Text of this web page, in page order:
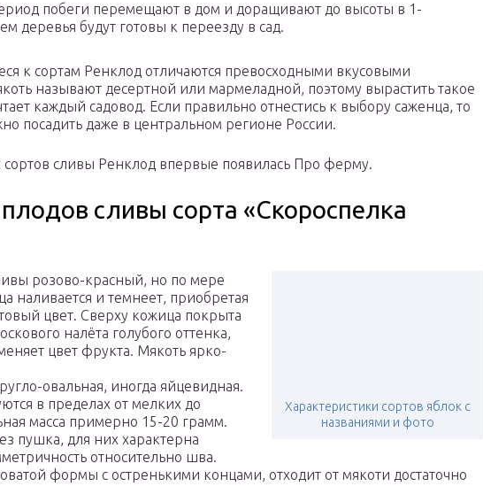
побеги перемещают в дом и доращивают до высоты в 1-
деревья будут готовы к переезду в сад.
к сортам Ренклод отличаются превосходными вкусовыми
называют десертной или мармеладной, поэтому вырастить такое
каждый садовод. Если правильно отнестись к выбору саженца, то
посадить даже в центральном регионе России.
сортов сливы Ренклод впервые появилась Про ферму.
сливы сорта «Скороспелка
Характеристики сортов яблок с
названиями и фото
розово-красный, но по мере
наливается и темнеет, приобретая
цвет. Сверху кожица покрыта
налёта голубого оттенка,
цвет фрукта. Мякоть ярко-
овальная, иногда яйцевидная.
в пределах от мелких до
масса примерно 15-20 грамм.
пушка, для них характерна
относительно шва.
формы с остренькими концами, отходит от мякоти достаточно